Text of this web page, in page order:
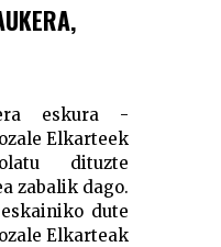
eskura -
Elkarteek
dituzte
zabalik dago.
dute
Elkarteak